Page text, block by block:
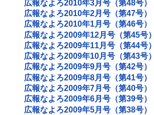
広報なよろ2010年3月号（第48号）
広報なよろ2010年2月号（第47号）
広報なよろ2010年1月号（第46号）
広報なよろ2009年12月号（第45号）
広報なよろ2009年11月号（第44号）
広報なよろ2009年10月号（第43号）
広報なよろ2009年9月号（第42号）
広報なよろ2009年8月号（第41号）
広報なよろ2009年7月号（第40号）
広報なよろ2009年6月号（第39号）
広報なよろ2009年5月号（第38号）